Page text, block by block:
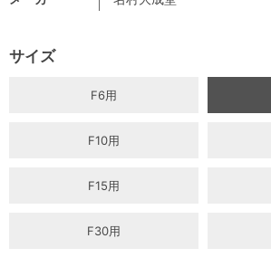
サイズ
F6用
F10用
F15用
F30用